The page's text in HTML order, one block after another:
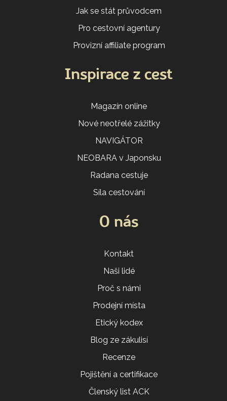
Jak se stát průvodcem
Pro cestovní agentury
Provizní affiliate program
Inspirace z cest
Magazín online
Nové neotřelé zážitky
NAVIGÁTOR
NEOBARA v Japonsku
Radana cestuje
Síla cestování
O nás
Kontakt
Naši lidé
Proč s námi
Prodejní místa
Etický kodex
Blog ze zákulisí
Recenze
Pojištění a certifikace
Členský list ACK